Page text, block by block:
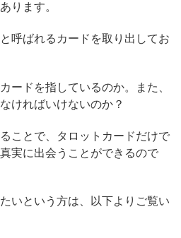
ります。
呼ばれるカードを取り出してお
ードを指しているのか。また、
ければいけないのか？
ことで、タロットカードだけで
実に出会うことができるので
いという方は、以下よりご覧い